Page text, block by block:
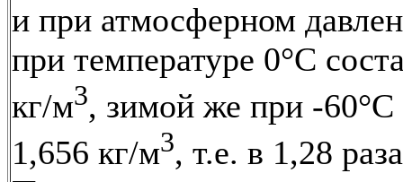
и при атмосферном
при температуре 0°С
кг/м3, зимой же при -60°С
1,656 кг/м3, т.е. в 1,28